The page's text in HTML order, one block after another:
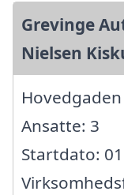
Grevinge
Nielsen
Ansatte: 3
Startdato: